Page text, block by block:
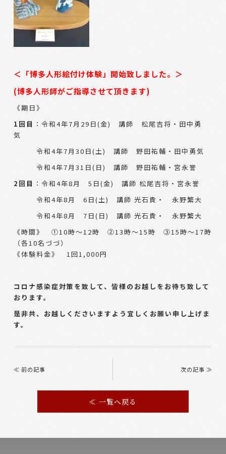
＜ 「博多人形絵付け体験」開始致しました。＞
(博多人形師がご指導させて頂きます)
《期日》
1回目 ：令和4年7月29日(金) 講師 松尾吉将・田中勇
気
令和4年7月30日(土) 講師 野田祐輔・田中勇気
令和4年7月31日(日) 講師 野田祐輔・宮永誉
2回目 ：令和4年8月 5日(金) 講師 松尾吉将・宮永誉
令和4年8月 6日(土) 講師 光石貴・ 永野繁大
令和4年8月 7日(日) 講師 光石貴・ 永野繁大
《時間》 ①10時～12時 ②13時～15時 ③15時～17時
（各10名づづ）
《体験料金》 1回1,000円
コロナ感染症対策を致して、皆様のお越しをお待ち致して
おります。
是非共、お越しくださいますよう宜しくお願い申し上げま
す。
navigation
≪ 前の記事 次の記事 ≫
≪ 一覧へ戻る